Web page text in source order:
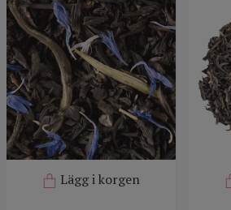
Lägg i korgen